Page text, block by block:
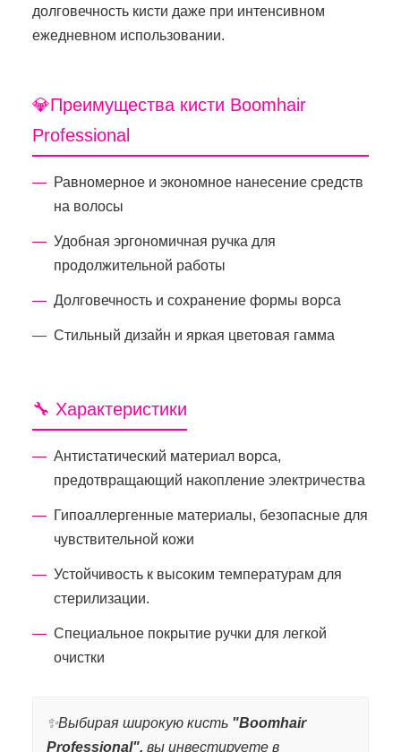
долговечность кисти даже при интенсивном
ежедневном использовании.
💎Преимущества кисти Boomhair
Professional
Равномерное и экономное нанесение средств
на волосы
Удобная эргономичная ручка для
продолжительной работы
Долговечность и сохранение формы ворса
Стильный дизайн и яркая цветовая гамма
🔧 Характеристики
Антистатический материал ворса,
предотвращающий накопление электричества
Гипоаллергенные материалы, безопасные для
чувствительной кожи
Устойчивость к высоким температурам для
стерилизации.
Специальное покрытие ручки для легкой
очистки
✨Выбирая широкую кисть "Boomhair
Professional", вы инвестируете в